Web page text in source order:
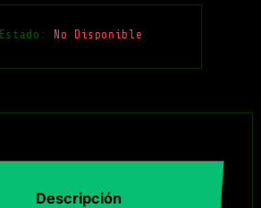
Estado: No Disponible
Descripción